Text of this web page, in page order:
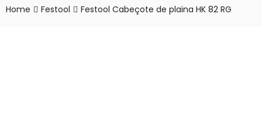
Home Festool Festool Cabeçote de plaina HK 82 RG